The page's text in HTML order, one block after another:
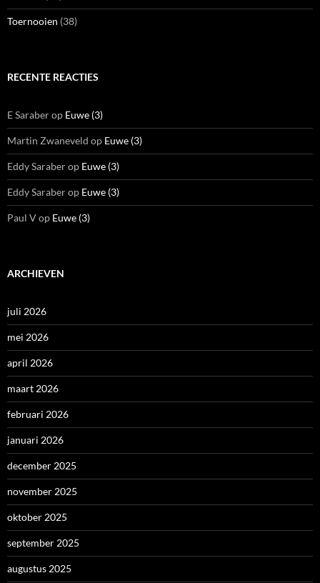
Toernooien (38)
RECENTE REACTIES
E Saraberop Euwe (3)
Martin Zwaneveld op Euwe (3)
Eddy Saraberop Euwe (3)
Eddy Saraberop Euwe (3)
Paul Vop Euwe (3)
ARCHIEVEN
juli 2026
mei 2026
april 2026
maart 2026
februari 2026
januari 2026
december 2025
november 2025
oktober 2025
september 2025
augustus 2025